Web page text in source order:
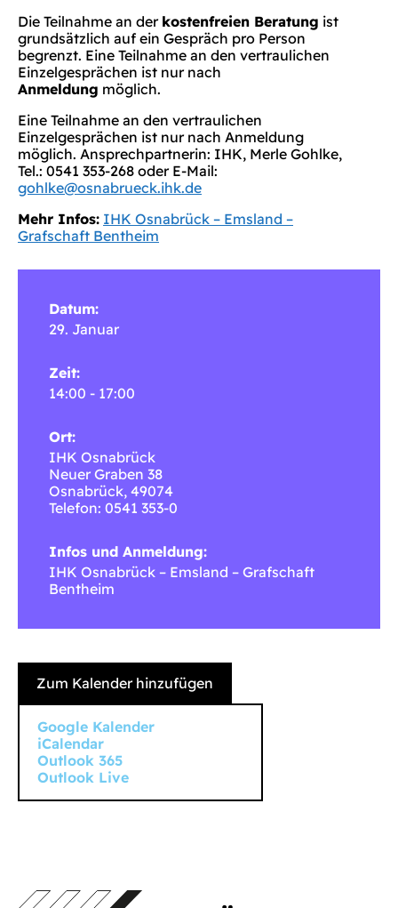
Die Teilnahme an der kostenfreien Beratung ist
grundsätzlich auf ein Gespräch pro Person
begrenzt. Eine Teilnahme an den vertraulichen
Einzelgesprächen ist nur nach
Anmeldung möglich.
Eine Teilnahme an den vertraulichen
Einzelgesprächen ist nur nach Anmeldung
möglich. Ansprechpartnerin: IHK, Merle Gohlke,
Tel.: 0541 353-268 oder E-Mail:
gohlke@osnabrueck.ihk.de
Mehr Infos: IHK Osnabrück – Emsland –
Grafschaft Bentheim
Datum:
29. Januar
Zeit:
14:00 - 17:00
Ort:
IHK Osnabrück
Neuer Graben 38
Osnabrück, 49074
Telefon: 0541 353-0
Infos und Anmeldung:
IHK Osnabrück – Emsland – Grafschaft
Bentheim
Zum Kalender hinzufügen
Google Kalender
iCalendar
Outlook 365
Outlook Live